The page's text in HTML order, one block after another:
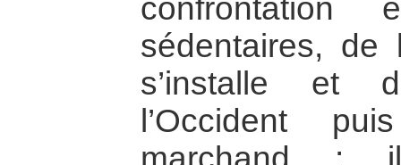
confrontation
sédentaires, de
s’installe et
l’Occident